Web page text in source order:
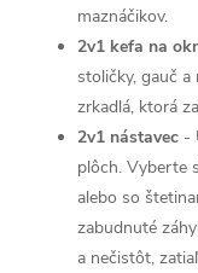
maznáčikov.
2v1 kefa na
stoličky, gauč a
zrkadlá, ktorá
2v1 nástavec -
plôch. Vyberte
alebo so
zabudnuté
a nečistôt,